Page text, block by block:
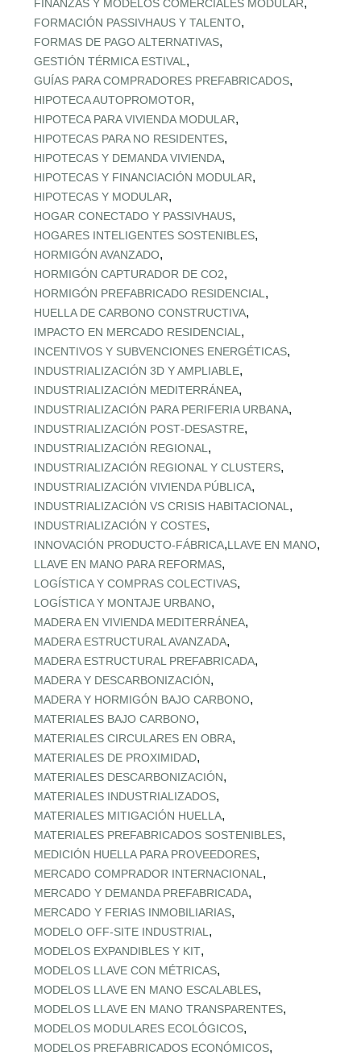
FINANZAS Y MODELOS COMERCIALES MODULAR,
FORMACIÓN PASSIVHAUS Y TALENTO,
FORMAS DE PAGO ALTERNATIVAS,
GESTIÓN TÉRMICA ESTIVAL ,
GUÍAS PARA COMPRADORES PREFABRICADOS,
HIPOTECA AUTOPROMOTOR,
HIPOTECA PARA VIVIENDA MODULAR,
HIPOTECAS PARA NO RESIDENTES,
HIPOTECAS Y DEMANDA VIVIENDA,
HIPOTECAS Y FINANCIACIÓN MODULAR,
HIPOTECAS Y MODULAR,
HOGAR CONECTADO Y PASSIVHAUS,
HOGARES INTELIGENTES SOSTENIBLES,
HORMIGÓN AVANZADO,
HORMIGÓN CAPTURADOR DE CO2,
HORMIGÓN PREFABRICADO RESIDENCIAL ,
HUELLA DE CARBONO CONSTRUCTIVA,
IMPACTO EN MERCADO RESIDENCIAL ,
INCENTIVOS Y SUBVENCIONES ENERGÉTICAS,
INDUSTRIALIZACIÓN 3D Y AMPLIABLE,
INDUSTRIALIZACIÓN MEDITERRÁNEA,
INDUSTRIALIZACIÓN PARA PERIFERIA URBANA,
INDUSTRIALIZACIÓN POST‑DESASTRE,
INDUSTRIALIZACIÓN REGIONAL ,
INDUSTRIALIZACIÓN REGIONAL Y CLUSTERS,
INDUSTRIALIZACIÓN VIVIENDA PÚBLICA,
INDUSTRIALIZACIÓN VS CRISIS HABITACIONAL ,
INDUSTRIALIZACIÓN Y COSTES,
INNOVACIÓN PRODUCTO-FÁBRICA,LLAVE EN MANO,
LLAVE EN MANO PARA REFORMAS,
LOGÍSTICA Y COMPRAS COLECTIVAS,
LOGÍSTICA Y MONTAJE URBANO,
MADERA EN VIVIENDA MEDITERRÁNEA,
MADERA ESTRUCTURAL AVANZADA,
MADERA ESTRUCTURAL PREFABRICADA,
MADERA Y DESCARBONIZACIÓN,
MADERA Y HORMIGÓN BAJO CARBONO,
MATERIALES BAJO CARBONO,
MATERIALES CIRCULARES EN OBRA,
MATERIALES DE PROXIMIDAD,
MATERIALES DESCARBONIZACIÓN,
MATERIALES INDUSTRIALIZADOS,
MATERIALES MITIGACIÓN HUELLA,
MATERIALES PREFABRICADOS SOSTENIBLES,
MEDICIÓN HUELLA PARA PROVEEDORES,
MERCADO COMPRADOR INTERNACIONAL ,
MERCADO Y DEMANDA PREFABRICADA,
MERCADO Y FERIAS INMOBILIARIAS,
MODELO OFF-SITE INDUSTRIAL ,
MODELOS EXPANDIBLES Y KIT,
MODELOS LLAVE CON MÉTRICAS,
MODELOS LLAVE EN MANO ESCALABLES,
MODELOS LLAVE EN MANO TRANSPARENTES,
MODELOS MODULARES ECOLÓGICOS,
MODELOS PREFABRICADOS ECONÓMICOS,